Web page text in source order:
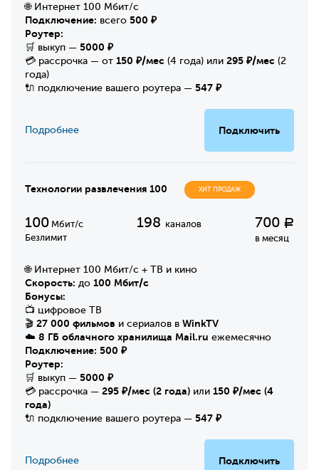
🌐 Интернет 100 Мбит/с
Подключение: всего 500 ₽
Роутер:
🛒 выкуп — 5000 ₽
💳 рассрочка — от 150 ₽/мес (4 года) или 295 ₽/мес (2
года)
🔌 подключение вашего роутера — 547 ₽
Подключить
Подробнее
Технологии развлечения 100 ХИТ ПРОДАЖ
100 Мбит/с
Безлимит
198 каналов 700 Р
в месяц
🌐 Интернет 100 Мбит/с + ТВ и кино
Скорость: до 100 Мбит/с
Бонусы:
📺 цифровое ТВ
🎬 27 000 фильмов и сериалов в WinkTV
☁️ 8 ГБ облачного хранилища Mail.ru ежемесячно
Подключение: 500 ₽
Роутер:
🛒 выкуп — 5000 ₽
💳 рассрочка — 295 ₽/мес (2 года) или 150 ₽/мес (4
года)
🔌 подключение вашего роутера — 547 ₽
Подключить
Подробнее